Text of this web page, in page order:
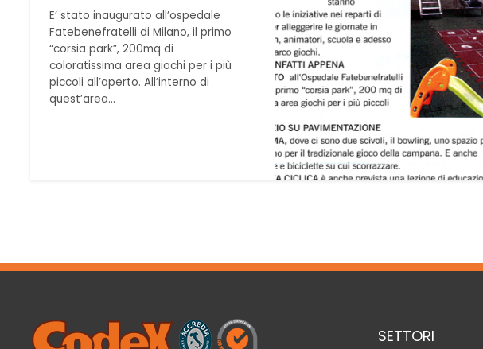
E’ stato inaugurato all’ospedale
Fatebenefratelli di Milano, il primo
“corsia park”, 200mq di
coloratissima area giochi per i più
piccoli all’aperto. All’interno di
quest’area…
SETTORI